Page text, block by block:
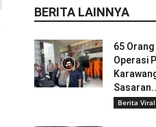
BERITA LAINNYA
65
Operasi
Berita Viral